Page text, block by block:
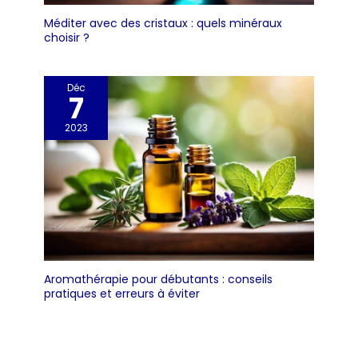
Méditer avec des cristaux : quels minéraux
choisir ?
Déc
7
2023
Aromathérapie pour débutants : conseils
pratiques et erreurs à éviter